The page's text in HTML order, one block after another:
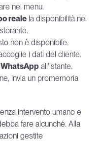
nei menu.
reale la disponibilità nel
non è disponibile.
i dati del cliente.
all'istante.
invia un promemoria
intervento umano e
fare alcunché. Alla
gestite